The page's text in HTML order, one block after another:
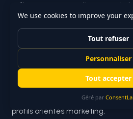
reflète cette nouvelle étape de
Un nouveau site institutionnel
concentre les arguments les plus
leur moteur de recherche de
leurs articles les plus informatifs
de leurs nombreux clients,
et un focus SEO méticuleux.
simplifiée par un CMS conçu
profils orientés marketing.